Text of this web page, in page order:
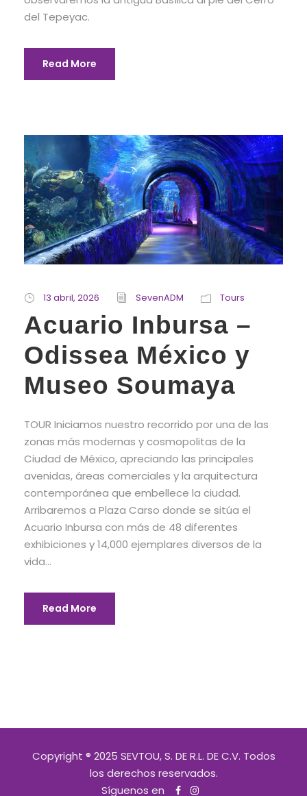
del Tepeyac.
Read More
13 abril, 2026 SevenADM Tours
Acuario Inbursa –
Odissea México y
Museo Soumaya
TOUR Iniciamos nuestro recorrido por una de las
zonas más modernas y cosmopolitas de la
Ciudad de México, apreciando las principales
avenidas, áreas comerciales y la arquitectura
contemporánea que embellece la ciudad.
Arribaremos a Plaza Carso donde se sitúa el
Acuario Inbursa con más de 48 diferentes
exhibiciones y 14,000 ejemplares diversos de la
vida...
Read More
Copyright ® 2025 SEVTOU, S. DE R.L. DE C.V. Todos
los derechos reservados.
Síguenos en